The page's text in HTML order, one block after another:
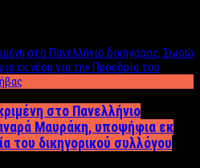
στο Πανελλήνιο
Μαυράκη, υποψήφια εκ
του δικηγορικού συλλόγου